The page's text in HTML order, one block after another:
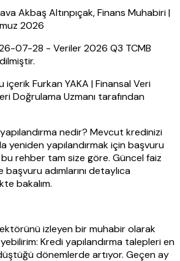
Akbaş Altınpıçak, Finans Muhabiri |
2026
07-28 - Veriler 2026 Q3 TCMB
içerik Furkan YAKA | Finansal Veri
Doğrulama Uzmanı tarafından
nedir? Mevcut kredinizi
yeniden yapılandırmak için başvuru
rehber tam size göre. Güncel faiz
adımlarını detaylıca
bakalım.
sektörünü izleyen bir muhabir olarak
Kredi yapılandırma talepleri en
düştüğü dönemlerde artıyor. Geçen ay